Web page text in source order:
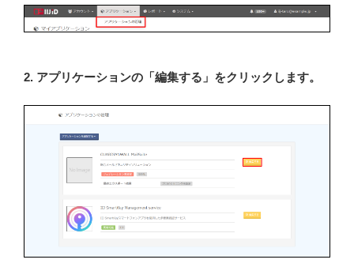
2. アプリケーションの「編集する」をクリックします。